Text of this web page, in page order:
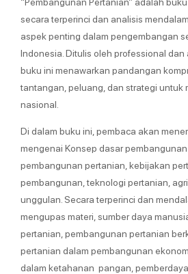
secara terperinci dan analisis
aspek penting dalam pengembangan
Indonesia. Ditulis oleh professional dan
buku ini menawarkan pandangan
tantangan, peluang, dan strategi untuk
nasional.
Di dalam buku ini, pembaca akan
mengenai Konsep dasar
pembangunan pertanian, kebijakan
pembangunan, teknologi pertanian,
unggulan. Secara terperinci dan
mengupas materi, sumber daya
pertanian, pembangunan pertanian
pertanian dalam pembangunan
dalam ketahanan pangan,